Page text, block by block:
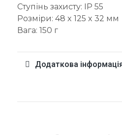
Ступінь захисту: IP 55
Розміри: 48 x 125 x 32 мм
Вага: 150 г
Додаткова